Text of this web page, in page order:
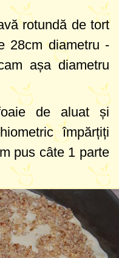
rotundă de tort
28cm diametru -
așa diametru
de aluat și
împărțiți
pus câte 1 parte